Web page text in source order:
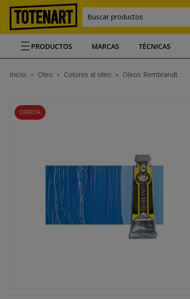
Buscar productos
PRODUCTOS MARCAS TÉCNICAS
Inicio Oleo Colores al oleo Oleos Rembrandt
OFERTA